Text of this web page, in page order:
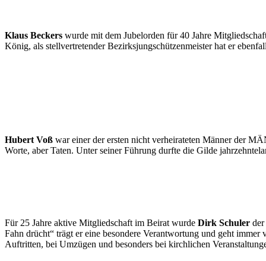
Klaus Beckers wurde mit dem Jubelorden für 40 Jahre
König, als stellvertretender Bezirksjungschützenmeister hat er
Hubert Voß war einer der ersten nicht verheirateten Männer der
Worte, aber Taten. Unter seiner Führung durfte die Gilde
Für 25 Jahre aktive Mitgliedschaft im Beirat wurde Dirk Schuler
Fahn drücht“ trägt er eine besondere Verantwortung und geht
Auftritten, bei Umzügen und besonders bei kirchlichen